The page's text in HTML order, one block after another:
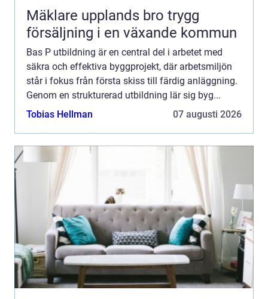
Mäklare upplands bro trygg
försäljning i en växande kommun
Bas P utbildning är en central del i arbetet med
säkra och effektiva byggprojekt, där arbetsmiljön
står i fokus från första skiss till färdig anläggning.
Genom en strukturerad utbildning lär sig byg...
Tobias Hellman
07 augusti 2026